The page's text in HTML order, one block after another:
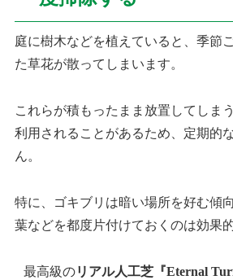
庭に樹木などを植えていると、季節
た草花が散ってしまいます。
これらが積もったまま放置してしま
利用されることがあるため、定期的
ん。
特に、ゴキブリは暗い場所を好む傾
葉などを都度片付けておくのは効果的
最高級のリアル人工芝『Eternal